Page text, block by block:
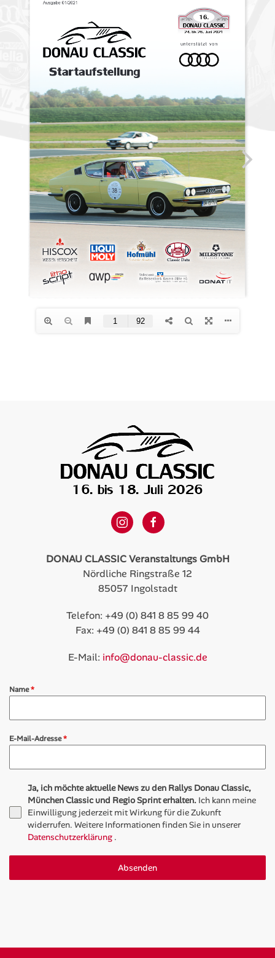
DONAU CLASSIC Veranstaltungs GmbH
Nördliche Ringstraße 12
85057 Ingolstadt
Telefon: +49 (0) 841 8 85 99 40
Fax: +49 (0) 841 8 85 99 44
E-Mail: info@donau-classic.de
Name*
E-Mail-Adresse*
Ja, ich möchte aktuelle News zu den Rallys Donau Classic,
München Classic und Regio Sprint erhalten. Ich kann meine
Einwilligung jederzeit mit Wirkung für die Zukunft
widerrufen. Weitere Informationen finden Sie in unserer
Datenschutzerklärung .
Absenden